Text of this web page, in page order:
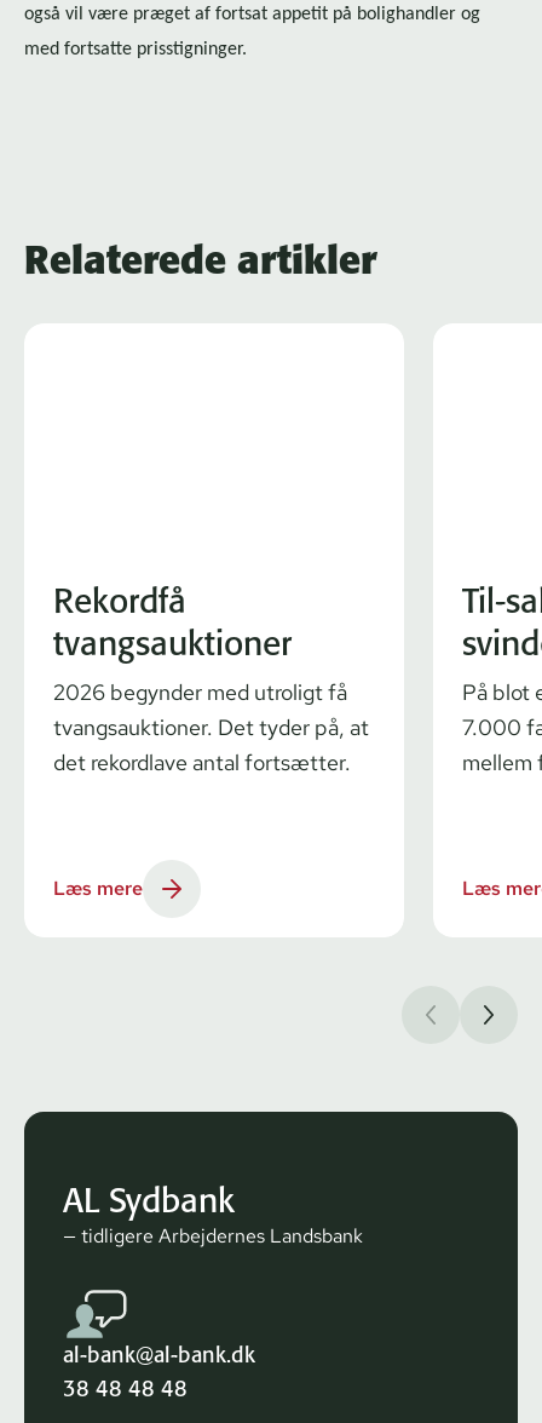
også vil være præget af fortsat appetit på bolighandler og
med fortsatte prisstigninger.
Relaterede artikler
Rekordfå
tvangsauktioner
2026 begynder med utroligt få
tvangsauktioner. Det tyder på, at
det rekordlave antal fortsætter.
Læs mere
Til-
På blot
7.000
mellem
Læs
AL Sydbank
— tidligere Arbejdernes Landsbank
al-bank@al-bank.dk
38 48 48 48